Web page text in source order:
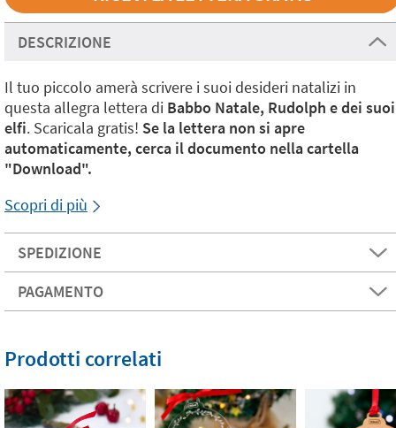
DESCRIZIONE
Il tuo piccolo amerà scrivere i suoi desideri natalizi in
questa allegra lettera di Babbo Natale, Rudolph e dei suoi
elfi. Scaricala gratis! Se la lettera non si apre
automaticamente, cerca il documento nella cartella
"Download".
Scopri di più
SPEDIZIONE
PAGAMENTO
Prodotti correlati